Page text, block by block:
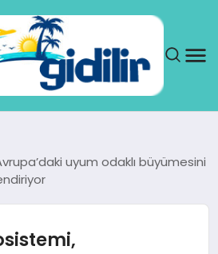
uyum odaklı büyümesini